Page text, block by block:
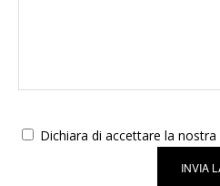
Dichiara di accettare la nostra